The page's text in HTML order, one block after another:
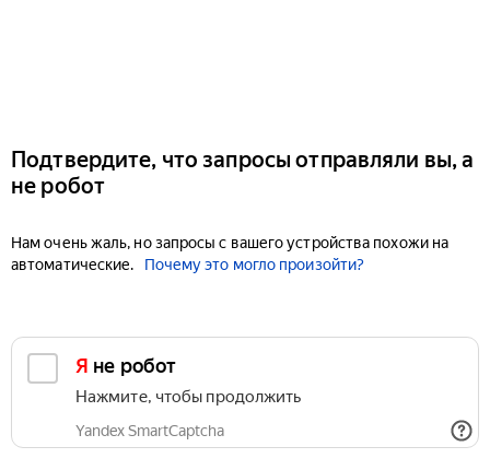
Подтвердите, что запросы отправляли вы, а
не робот
Нам очень жаль, но запросы с вашего устройства похожи на
автоматические.
Почему это могло произойти?
Я не робот
Нажмите, чтобы продолжить
Yandex SmartCaptcha